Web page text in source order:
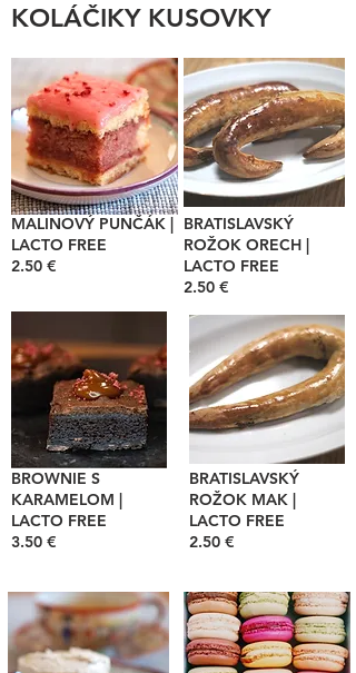
KOLÁČIKY KUSOVKY
MALINOVÝ PUNČÁK |
LACTO FREE
2.50 €
BRATISLAVSKÝ
ROŽOK ORECH |
LACTO FREE
2.50 €
BROWNIE S
KARAMELOM |
LACTO FREE
3.50 €
BRATISLAVSKÝ
ROŽOK MAK |
LACTO FREE
2.50 €